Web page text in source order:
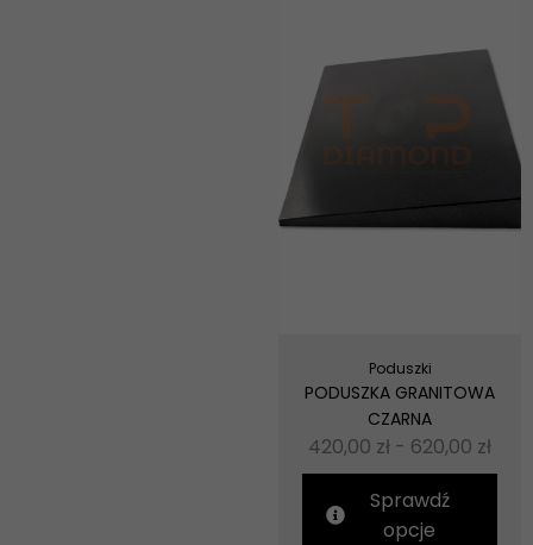
Poduszki
PODUSZKA GRANITOWA
CZARNA
420,00 zł - 620,00 zł
Sprawdź
opcje